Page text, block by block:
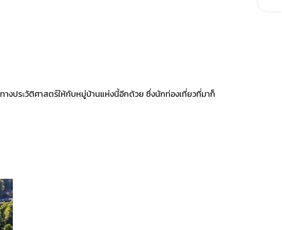
งประวัติศาสตร์ให้กับหมู่บ้านแห่งนี้อีกด้วย ซึ่งนักท่องเที่ยวที่มาก็